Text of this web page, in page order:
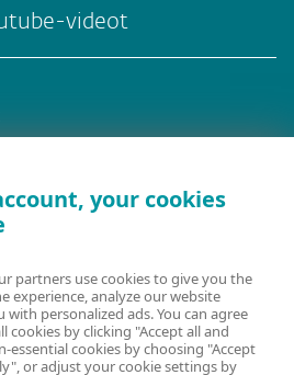
videot
your cookies
partners use cookies to give you the
experience, analyze our website
with personalized ads. You can agree
cookies by clicking "Accept all and
essential cookies by choosing "Accept
or adjust your cookie settings by